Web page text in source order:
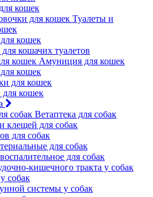
кошек
Туалеты и
кошек
кошачих туалетов
Амуниция для кошек
кошек
для кошек
кошек
Ветаптека для собак
клещей для собак
для собак
для собак
для собак
кишечного тракта у собак
собак
системы у собак